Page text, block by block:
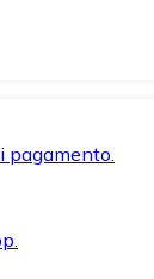
pagamento.